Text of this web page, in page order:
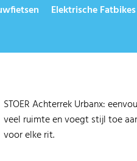
Elektrische
STOER Achterrek Urbanx:
veel ruimte en voegt stijl toe
voor elke rit.